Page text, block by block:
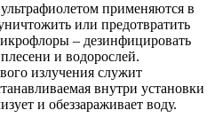
применяются в
или предотвратить
– дезинфицировать
и водорослей.
излучения служит
внутри установки
и обеззараживает воду.